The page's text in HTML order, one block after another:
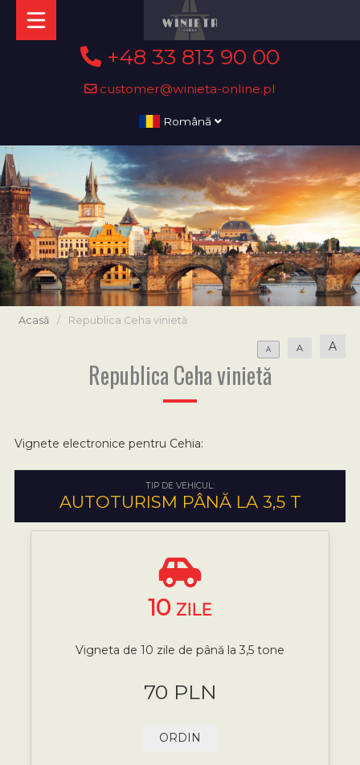
+48 33 813 90 00
customer@winieta-online.pl
Română
Acasă / Republica Ceha vinietă
A A A
Republica Ceha vinietă
Vignete electronice pentru Cehia:
TIP DE VEHICUL:
AUTOTURISM PÂNĂ LA 3,5 T
10 ZILE
Vigneta de 10 zile de până la 3,5 tone
70 PLN
ORDIN